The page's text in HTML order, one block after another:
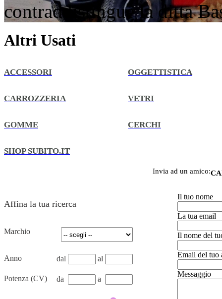
contraddistingue la ditta
Altri Usati
ACCESSORI OGGETTISTICA
CARROZZERIA VETRI
GOMME CERCHI
SHOP SUBITO.IT
Affina la tua ricerca
Marchio
Anno dal al
Potenza (CV) da a
Invia ad un amico:
Il tuo nome
La tua email
Il nome del
Email del tuo
Messaggio